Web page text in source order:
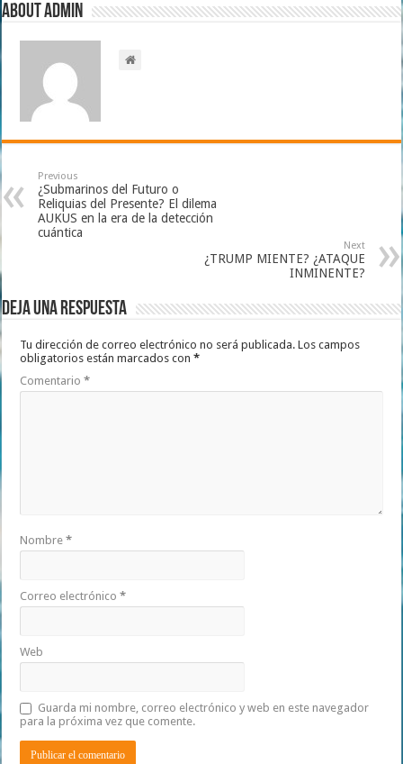
About admin
Previous
¿Submarinos del Futuro o
Reliquias del Presente? El dilema
AUKUS en la era de la detección
cuántica
Next
¿TRUMP MIENTE? ¿ATAQUE
INMINENTE?
Deja una respuesta
Tu dirección de correo electrónico no será publicada. Los campos
obligatorios están marcados con*
Comentario*
Nombre*
Correo electrónico*
Web
Guarda mi nombre, correo electrónico y web en este navegador
para la próxima vez que comente.